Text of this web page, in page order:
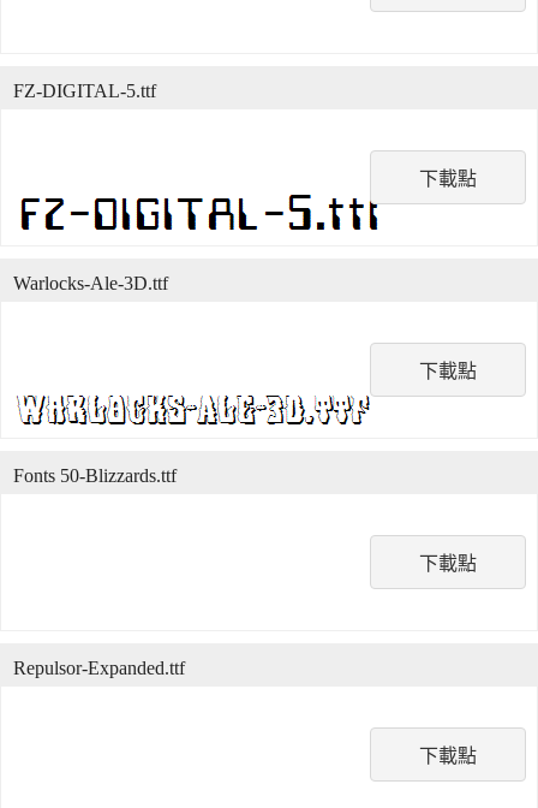
下載點
FZ-DIGITAL-5.ttf
下載點
Warlocks-Ale-3D.ttf
下載點
Fonts 50-Blizzards.ttf
下載點
Repulsor-Expanded.ttf